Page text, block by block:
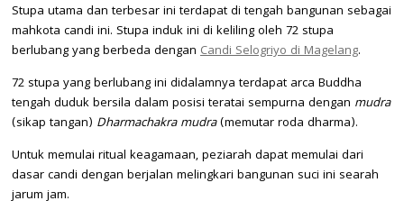
Stupa utama dan terbesar ini terdapat di tengah bangunan sebagai
mahkota candi ini. Stupa induk ini di keliling oleh 72 stupa
berlubang yang berbeda dengan Candi Selogriyo di Magelang.
72 stupa yang berlubang ini didalamnya terdapat arca Buddha
tengah duduk bersila dalam posisi teratai sempurna dengan mudra
(sikap tangan) Dharmachakra mudra(memutar roda dharma).
Untuk memulai ritual keagamaan, peziarah dapat memulai dari
dasar candi dengan berjalan melingkari bangunan suci ini searah
jarum jam.